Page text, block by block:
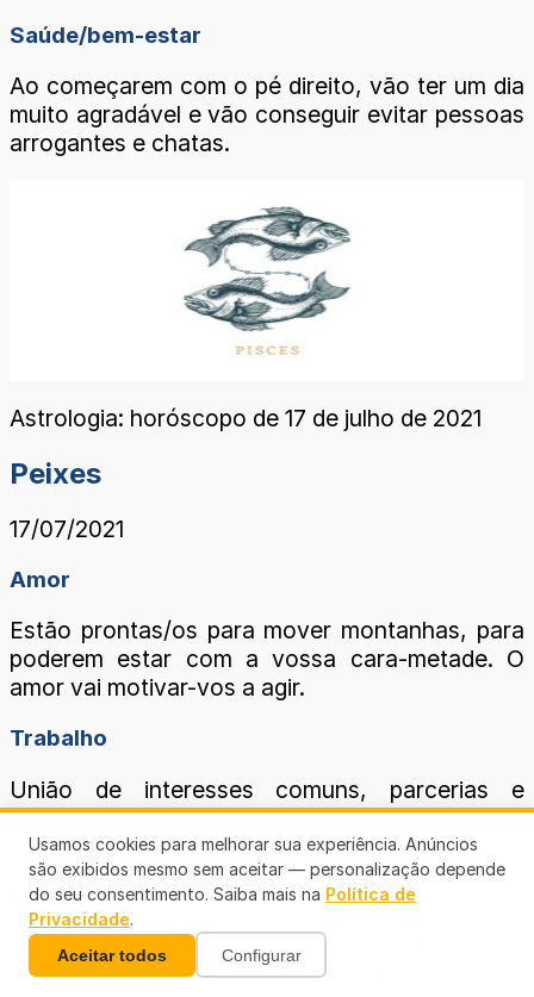
Saúde/bem-estar
Ao começarem com o pé direito, vão ter um dia
muito agradável e vão conseguir evitar pessoas
arrogantes e chatas.
Astrologia: horóscopo de 17 de julho de 2021
Peixes
17/07/2021
Amor
Estão prontas/os para mover montanhas, para
poderem estar com a vossa cara-metade. O
amor vai motivar-vos a agir.
Trabalho
União de interesses comuns, parcerias e
associações, estão no horizonte. Colaborem
com outras pessoas sem medo.
Dinheiro
Uma nova oportunidade está a formar-se.
Tomem o vosso tempo antes de tomarem uma
Usamos cookies para melhorar sua experiência. Anúncios
são exibidos mesmo sem aceitar — personalização depende
do seu consentimento. Saiba mais na Política de
Privacidade.
Aceitar todos Configurar